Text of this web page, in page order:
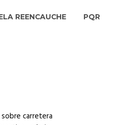
REENCAUCHE PQR
carretera